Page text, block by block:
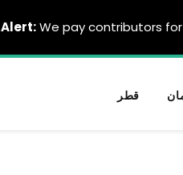
قطر
Alert:We pay contributors for